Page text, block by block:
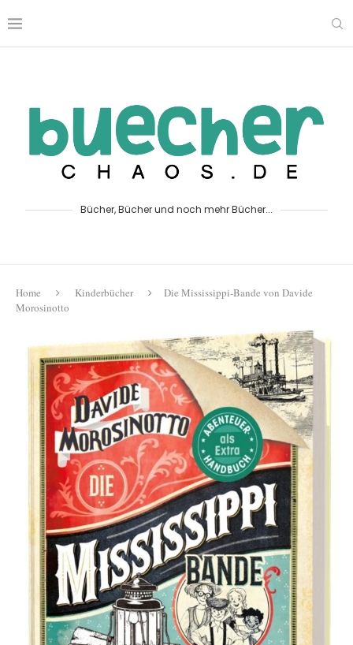
Bücher, Bücher und noch mehr Bücher...
Home Kinderbücher
Die Mississippi-Bande von Davide
Morosinotto